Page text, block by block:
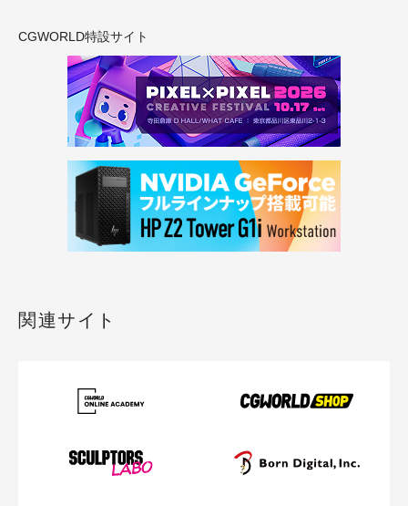
CGWORLD特設サイト
関連サイト